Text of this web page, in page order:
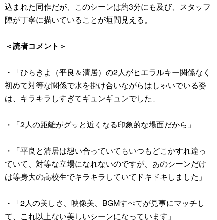
込まれた同作だが、このシーンは約3分にも及び、スタッフ
陣が丁寧に描いていることが垣間見える。
＜読者コメント＞
・「ひらきよ（平良＆清居）の2人がヒエラルキー関係なく
初めて対等な関係で水を掛け合いながらはしゃいでいる姿
は、キラキラしすぎてギュンギュンでした」
・「2人の距離がグッと近くなる印象的な場面だから」
・「平良と清居は想い合っていてもいつもどこかすれ違っ
ていて、対等な立場になれないのですが、あのシーンだけ
は等身大の高校生でキラキラしていてドキドキしました」
・「2人の美しさ、映像美、BGMすべてが見事にマッチし
て、これ以上ない美しいシーンになっています」